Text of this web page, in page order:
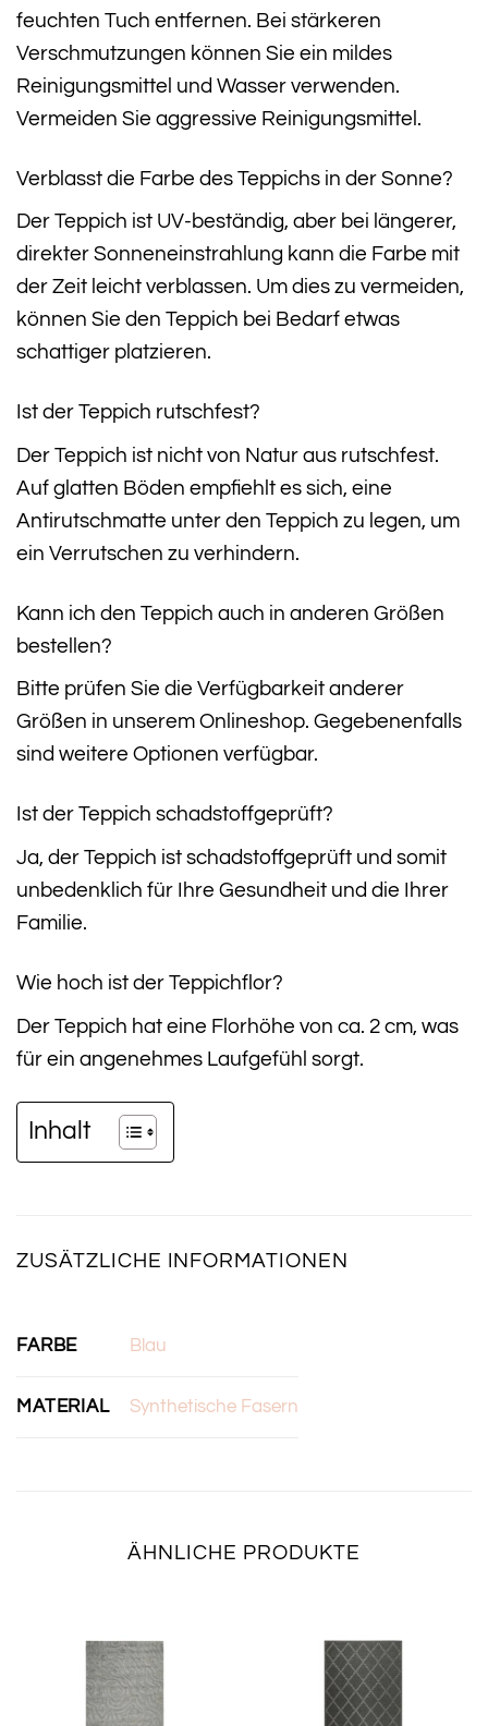
feuchten Tuch entfernen. Bei stärkeren
Verschmutzungen können Sie ein mildes
Reinigungsmittel und Wasser verwenden.
Vermeiden Sie aggressive Reinigungsmittel.
Verblasst die Farbe des Teppichs in der Sonne?
Der Teppich ist UV-beständig, aber bei längerer,
direkter Sonneneinstrahlung kann die Farbe mit
der Zeit leicht verblassen. Um dies zu vermeiden,
können Sie den Teppich bei Bedarf etwas
schattiger platzieren.
Ist der Teppich rutschfest?
Der Teppich ist nicht von Natur aus rutschfest.
Auf glatten Böden empfiehlt es sich, eine
Antirutschmatte unter den Teppich zu legen, um
ein Verrutschen zu verhindern.
Kann ich den Teppich auch in anderen Größen
bestellen?
Bitte prüfen Sie die Verfügbarkeit anderer
Größen in unserem Onlineshop. Gegebenenfalls
sind weitere Optionen verfügbar.
Ist der Teppich schadstoffgeprüft?
Ja, der Teppich ist schadstoffgeprüft und somit
unbedenklich für Ihre Gesundheit und die Ihrer
Familie.
Wie hoch ist der Teppichflor?
Der Teppich hat eine Florhöhe von ca. 2 cm, was
für ein angenehmes Laufgefühl sorgt.
Inhalt
ZUSÄTZLICHE INFORMATIONEN
FARBE Blau
MATERIAL Synthetische Fasern
ÄHNLICHE PRODUKTE